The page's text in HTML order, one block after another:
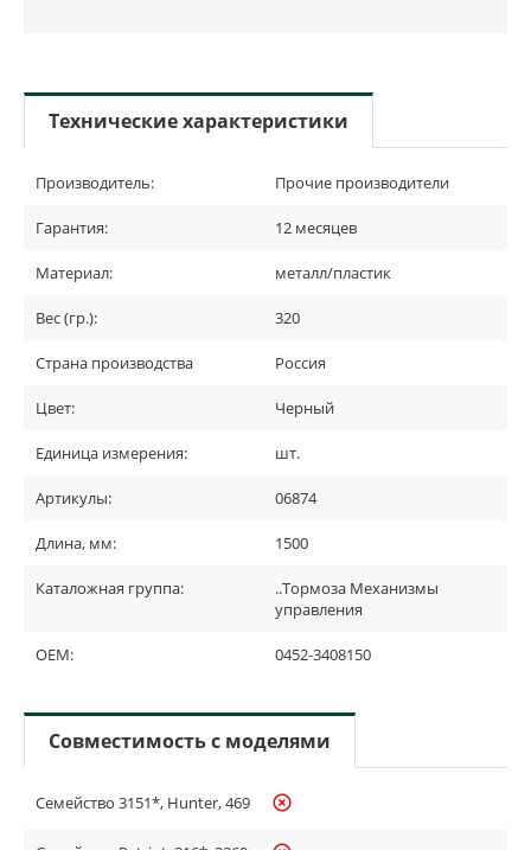
Технические характеристики
Производитель: Прочие производители
Гарантия: 12 месяцев
Материал: металл/пластик
Вес (гр.): 320
Страна производства Россия
Цвет: Черный
Единица измерения: шт.
Артикулы: 06874
Длина, мм: 1500
Каталожная группа:
..Тормоза Механизмы
управления
OEM: 0452-3408150
Совместимость с моделями
Семейство 3151*, Hunter, 469 highlight_off